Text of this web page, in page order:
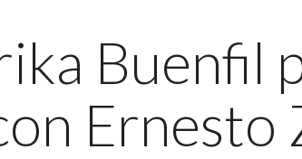
Buenfil
Ernesto